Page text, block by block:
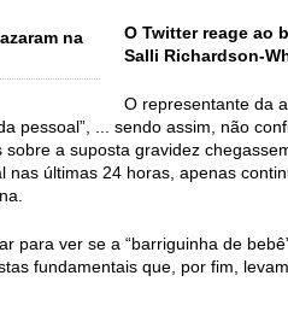
na
O Twitter reage ao
Salli Richardson-
O representante da
pessoal”, ... sendo assim, não
a suposta gravidez
nas últimas 24 horas, apenas
para ver se a “barriguinha de
fundamentais que, por fim,